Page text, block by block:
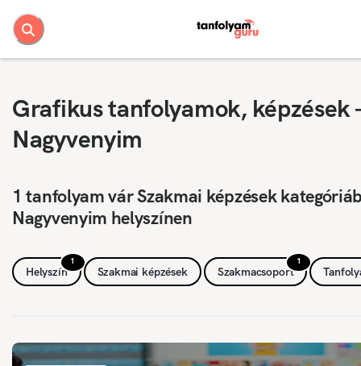
Grafikus tanfolyamok, képzések
Nagyvenyim
1 tanfolyam vár Szakmai képzések
Nagyvenyim helyszínen
1
Helyszín Szakmai képzések
1
Szakmacsoport